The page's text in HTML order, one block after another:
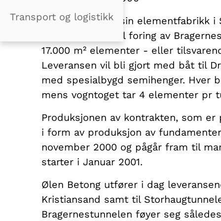
Transport og logistikk
Ølen Betong AS sin elementfabrikk
veggelementer til foring av
17.000 m² elementer - eller
Leveransen vil bli gjort med båt til
med spesialbygd semihenger. Hver
mens vogntoget tar 4 elementer pr
Produksjonen av kontrakten, som
i form av produksjon av
november 2000 og pågår fram til
starter i Januar 2001.
Ølen Betong utfører i dag
Kristiansand samt til
Bragernestunnelen føyer seg